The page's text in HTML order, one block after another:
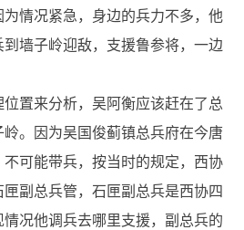
情况紧急，身边的兵力不多，他
墙子岭迎敌，支援鲁参将，一边
置来分析，吴阿衡应该赶在了总
。因为吴国俊蓟镇总兵府在今唐
可能带兵，按当时的规定，西协
副总兵管，石匣副总兵是西协四
况他调兵去哪里支援，副总兵的